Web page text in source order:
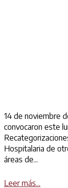
14 de noviembre
convocaron este
Hospitalaria de
áreas de...
Leer más...